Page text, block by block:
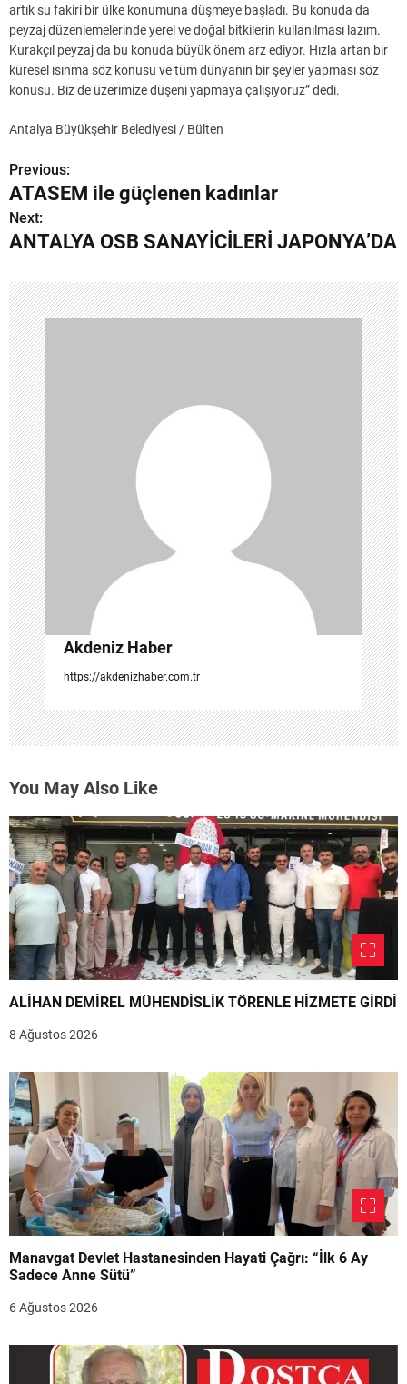
artık su fakiri bir ülke konumuna düşmeye başladı. Bu konuda da
peyzaj düzenlemelerinde yerel ve doğal bitkilerin kullanılması lazım.
Kurakçıl peyzaj da bu konuda büyük önem arz ediyor. Hızla artan bir
küresel ısınma söz konusu ve tüm dünyanın bir şeyler yapması söz
konusu. Biz de üzerimize düşeni yapmaya çalışıyoruz” dedi.
Antalya Büyükşehir Belediyesi / Bülten
Y
a
z
ı
g
e
z
i
n
m
e
s
i
Previous:
ATASEM ile güçlenen kadınlar
Next:
ANTALYA OSB SANAYİCİLERİ JAPONYA’DA
Akdeniz Haber
https://akdenizhaber.com.tr
You May Also Like
ALİHAN DEMİREL MÜHENDİSLİK TÖRENLE HİZMETE GİRDİ
8 Ağustos 2026
Manavgat Devlet Hastanesinden Hayati Çağrı: “İlk 6 Ay
Sadece Anne Sütü”
6 Ağustos 2026